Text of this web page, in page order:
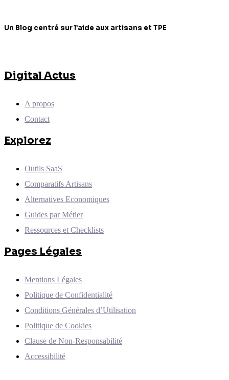
Un Blog centré sur l’aide aux artisans et TPE
Digital Actus
A propos
Contact
Explorez
Outils SaaS
Comparatifs Artisans
Alternatives Economiques
Guides par Métier
Ressources et Checklists
Pages Légales
Mentions Légales
Politique de Confidentialité
Conditions Générales d’Utilisation
Politique de Cookies
Clause de Non-Responsabilité
Accessibilité